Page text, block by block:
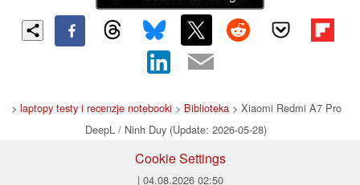
> laptopy testy i recenzje notebooki > Biblioteka> Xiaomi Redmi A7 Pro
DeepL / Ninh Duy (Update: 2026-05-28)
Cookie Settings
| 04.08.2026 02:50